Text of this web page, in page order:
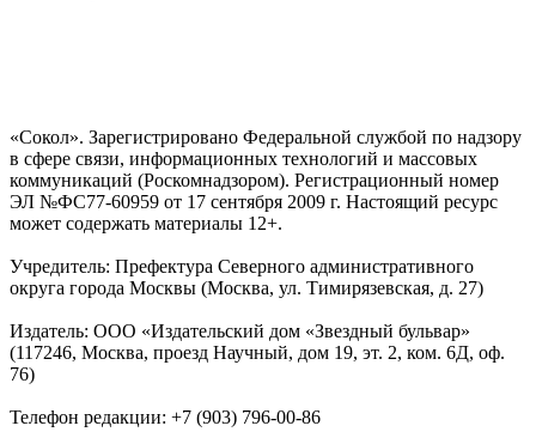
«Сокол». Зарегистрировано Федеральной службой по надзору
в сфере связи, информационных технологий и массовых
коммуникаций (Роскомнадзором). Регистрационный номер
ЭЛ №ФС77-60959 от 17 сентября 2009 г. Настоящий ресурс
может содержать материалы 12+.
Учредитель: Префектура Северного административного
округа города Москвы (Москва, ул. Тимирязевская, д. 27)
Издатель: ООО «Издательский дом «Звездный бульвар»
(117246, Москва, проезд Научный, дом 19, эт. 2, ком. 6Д, оф.
76)
Телефон редакции: +7 (903) 796-00-86